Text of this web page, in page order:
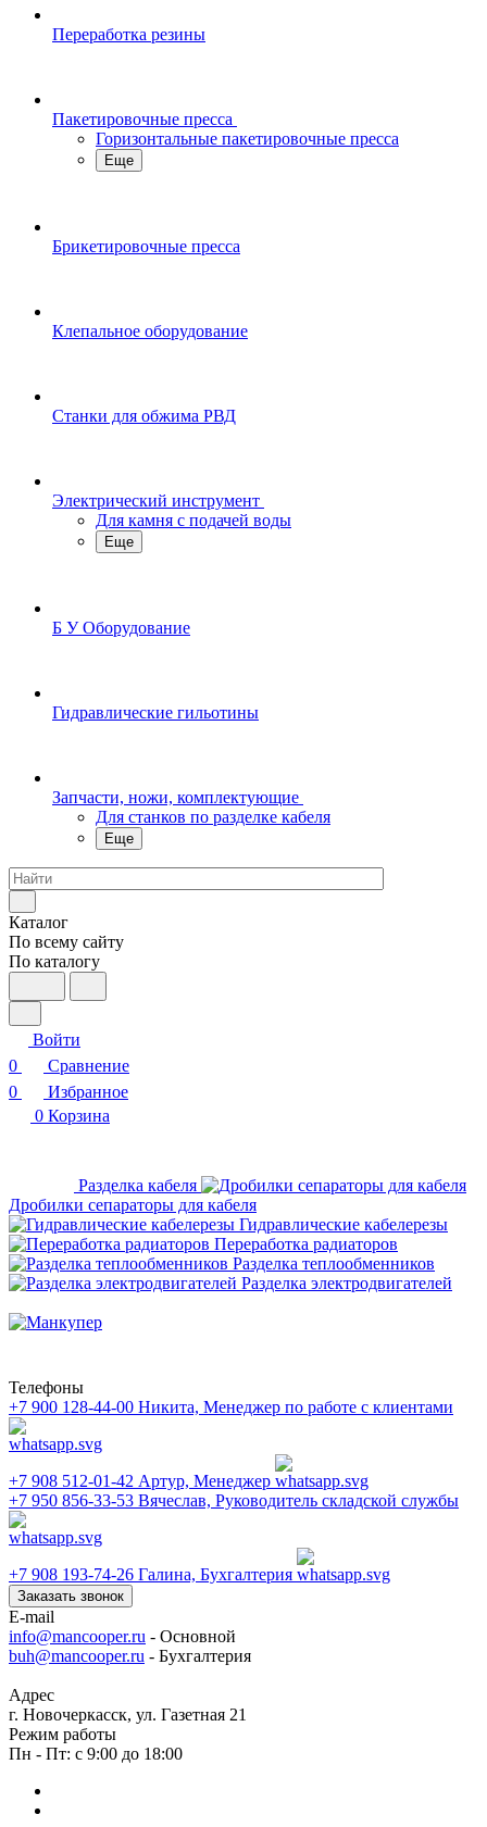
Переработка резины
Пакетировочные пресса
Горизонтальные пакетировочные пресса
Еще
Брикетировочные пресса
Клепальное оборудование
Станки для обжима РВД
Электрический инструмент
Для камня с подачей воды
Еще
Б У Оборудование
Гидравлические гильотины
Запчасти, ножи, комплектующие
Для станков по разделке кабеля
Еще
Каталог
По всему сайту
По каталогу
Войти
0
Сравнение
0
Избранное
0 Корзина
Разделка кабеля
Дробилки сепараторы для кабеля
Гидравлические кабелерезы
Переработка радиаторов
Разделка теплообменников
Разделка электродвигателей
Телефоны
+7 900 128-44-00 Никита, Менеджер по работе с клиентами
+7 908 512-01-42 Артур, Менеджер
+7 950 856-33-53 Вячеслав, Руководитель складской службы
+7 908 193-74-26 Галина, Бухгалтерия
Заказать звонок
E-mail
info@mancooper.ru - Основной
buh@mancooper.ru - Бухгалтерия
Адрес
г. Новочеркасск, ул. Газетная 21
Режим работы
Пн - Пт: с 9:00 до 18:00